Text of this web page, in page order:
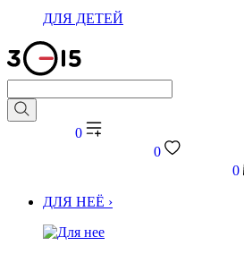
ДЛЯ ДЕТЕЙ
0
0
0
ДЛЯ НЕЁ ›